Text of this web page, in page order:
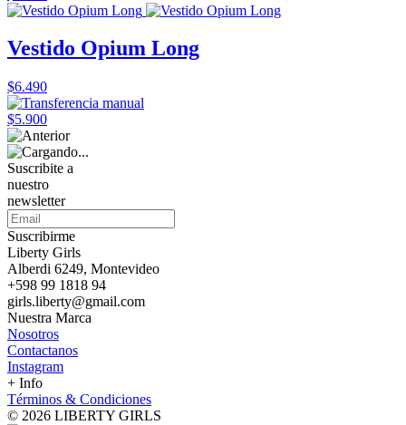
Vestido Opium Long
$6.490
$5.900
Suscribite a
nuestro
newsletter
Suscribirme
Liberty Girls
Alberdi 6249, Montevideo
+598 99 1818 94
girls.liberty@gmail.com
Nuestra Marca
Nosotros
Contactanos
Instagram
+ Info
Términos & Condiciones
© 2026 LIBERTY GIRLS